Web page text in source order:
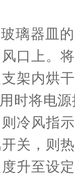
璃器皿
口上。
架内烘
时将电
冷风指
关，则
升至设